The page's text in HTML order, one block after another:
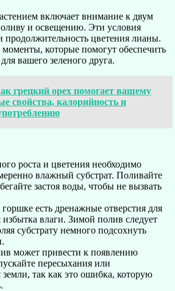
включает внимание к двум
и освещению. Эти условия
продолжительность цветения лианы.
которые помогут обеспечить
вашего зеленого друга.
грецкий орех помогает вашему
свойства, калорийность и
роста и цветения необходимо
влажный субстрат. Поливайте
застоя воды, чтобы не вызвать
горшке есть дренажные отверстия для
влаги. Зимой полив следует
субстрату немного подсохнуть
может привести к появлению
пересыхания или
так как это ошибка, которую